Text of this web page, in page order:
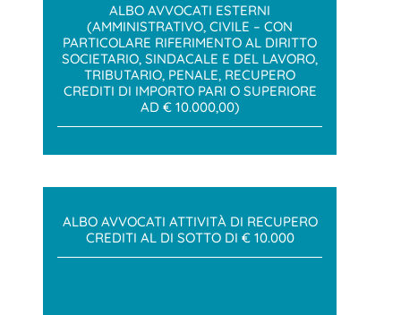
ALBO AVVOCATI ESTERNI
(AMMINISTRATIVO, CIVILE – CON
PARTICOLARE RIFERIMENTO AL DIRITTO
SOCIETARIO, SINDACALE E DEL LAVORO,
TRIBUTARIO, PENALE, RECUPERO
CREDITI DI IMPORTO PARI O SUPERIORE
AD € 10.000,00)
ALBO AVVOCATI ATTIVITÀ DI RECUPERO
CREDITI AL DI SOTTO DI € 10.000